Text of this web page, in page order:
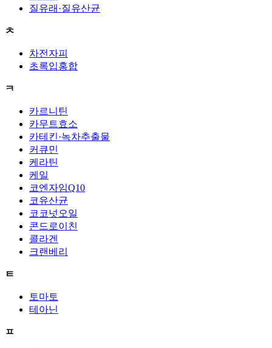
질유래·질유산균
ㅊ
차전자피
초록입홍합
ㅋ
카르니틴
카무트효소
카테킨·녹차추출물
커큐민
케라틴
케일
코엔자임Q10
코유산균
코코넛오일
콘드로이친
콜라겐
크랜베리
ㅌ
토마토
테아닌
ㅍ